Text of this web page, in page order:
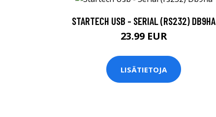
STARTECH USB - SERIAL (RS232) DB9HA
23.99 EUR
LISÄTIETOJA